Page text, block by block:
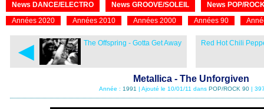
News DANCE/ELECTRO News GROOVE/SOLEIL
News POP/
Années 2020
Années 2010 Années 2000 Années 90
◄ The Offspring - Gotta Get Away Red Hot Chili
Metallica - The Unforgiven
Année : 1991 | Ajouté le 10/01/11 dans POP/ROCK 90 |